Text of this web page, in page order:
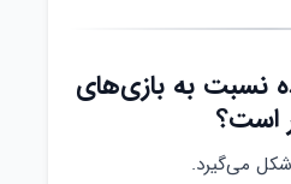
نسبت به بازی‌های
است؟
می‌گیرد.